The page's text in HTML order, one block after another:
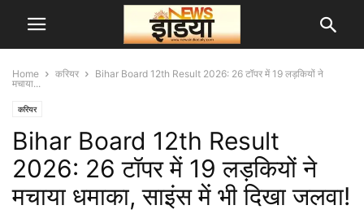
Home करियर
Bihar Board 12th Result 2026: 26 टॉपर में 19 लड़कियों ने
मचाया...
करियर
Bihar Board 12th Result
2026: 26 टॉपर में 19 लड़कियों ने
मचाया धमाका, साइंस में भी दिखा जलवा!